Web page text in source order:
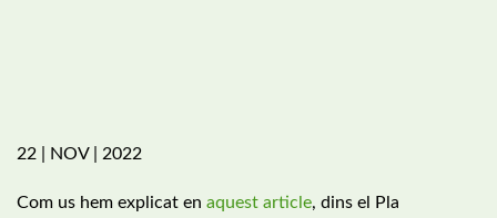
22 | NOV | 2022
Com us hem explicat en aquest article, dins el Pla